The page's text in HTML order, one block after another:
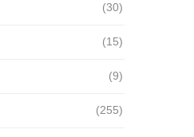
(30)
(15)
(9)
(255)